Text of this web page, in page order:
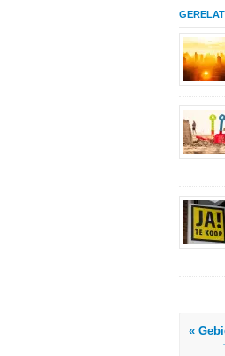
een
«